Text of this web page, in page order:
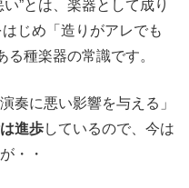
”とは、楽器として成り
じめ「造りがアレでも
種楽器の常識です。
奏に悪い影響を与える」
進歩しているので、今は
・・